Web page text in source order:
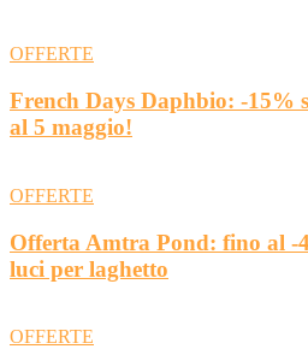
OFFERTE
French Days Daphbio: -15%
al 5 maggio!
OFFERTE
Offerta Amtra Pond: fino al -
luci per laghetto
OFFERTE